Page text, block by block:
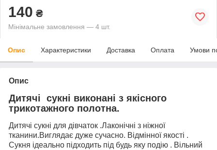
140 ₴
Мінімальне замовлення — 4 шт.
Опис Характеристики Доставка Оплата Умови
Опис
Дитячі сукні виконані з якісного
трикотажного полотна.
Дитячі сукні для дівчаток .Лаконічні з ніжної
тканини.Виглядає дуже сучасно. Відмінної якості .
Сукня ідеально підходить під будь яку подію . Вільний